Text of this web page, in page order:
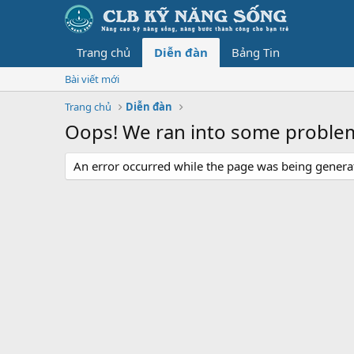
Trang chủ Diễn đàn Bảng Tin
Bài viết mới
Trang chủ
Diễn đàn
Oops! We ran into some
An error occurred while the page was being